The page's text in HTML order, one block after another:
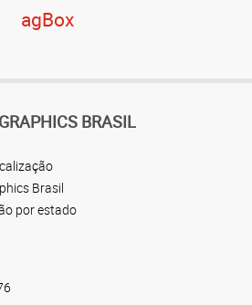
agBox
BRASIL
Brasil
por estado